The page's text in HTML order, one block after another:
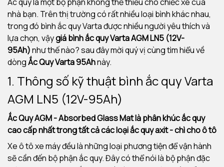
nhà bạn. Trên thị trường có rất nhiều loại bình khác nhau,
trong đó bình ắc quy Varta được nhiều người yêu thích và
lựa chọn, vậygiá bình ắc quy Varta AGM LN5 (12V-
95Ah)như thế nào? sau đây mời quý vị cùng tìm hiểu về
dòngẮc Quy Varta 95Ahnày.
1. Thông số kỹ thuật bình ắc quy Varta
AGM LN5 (12V-95Ah)
Ắc Quy AGM - Absorbed Glass Mat là phân khúc ắc quy
cao cấp nhất trong tất cả các loại ắc quy axit - chì cho ô tô
Xe ô tô xe máy đều là những loại phương tiện để vận hành
sẽ cần đến bộ phận ắc quy. Đây có thể nói là bộ phận đặc